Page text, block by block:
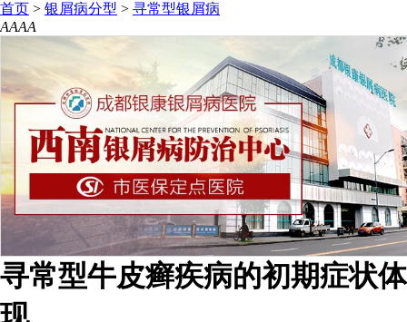
首页 > 银屑病分型 > 寻常型银屑病
AAAA
寻常型牛皮癣疾病的初期症状体